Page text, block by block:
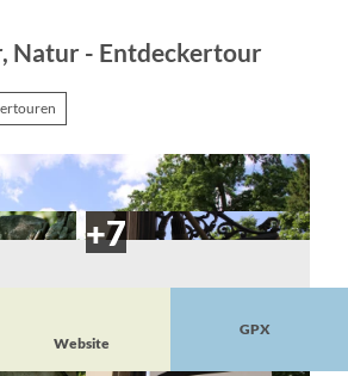
Natur - Entdeckertour
Website
GPX